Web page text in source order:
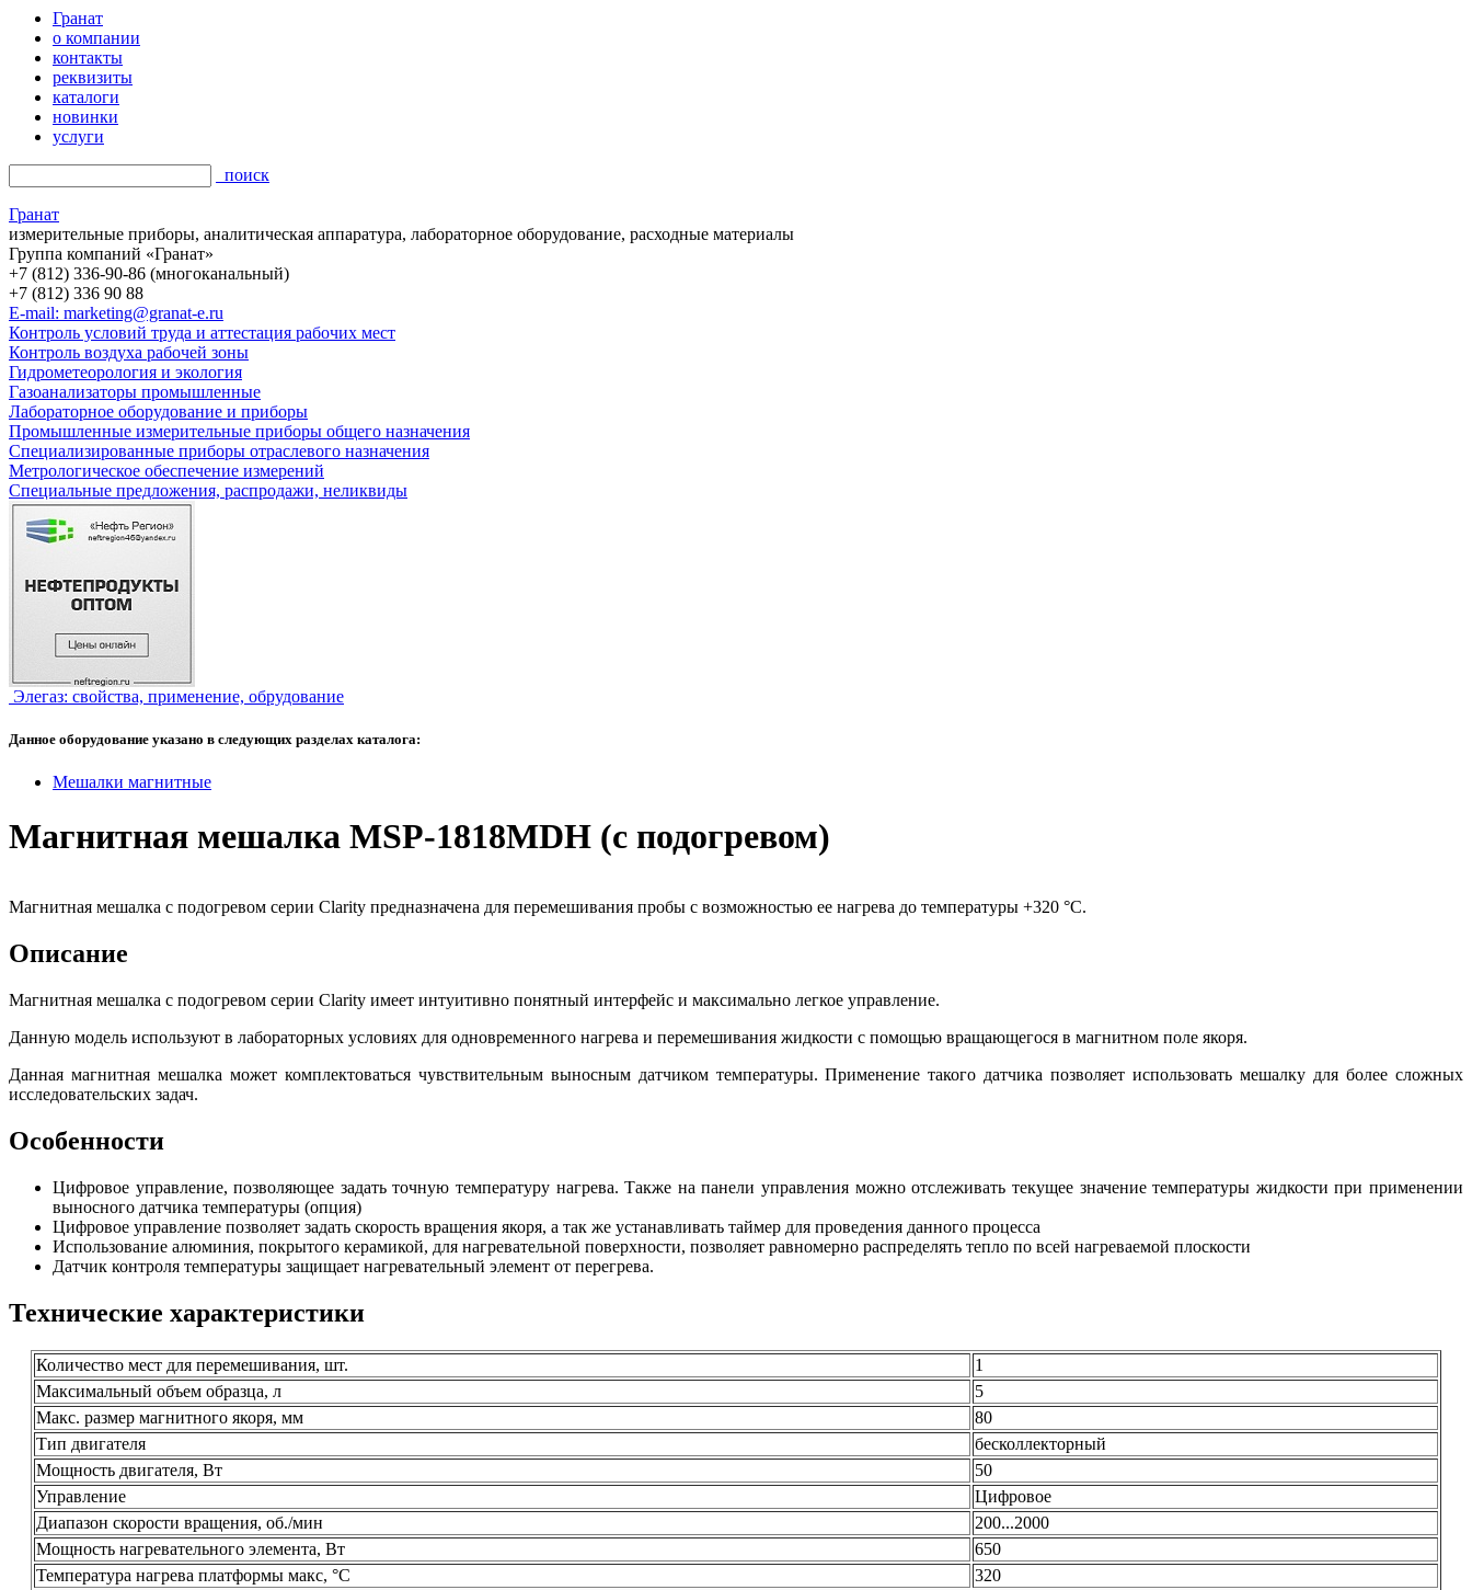
Гранат
о компании
контакты
реквизиты
каталоги
новинки
услуги
поиск
Гранат
измерительные приборы, аналитическая аппаратура, лабораторное оборудование, расходные материалы
Группа компаний «Гранат»
+7 (812) 336-90-86 (многоканальный)
+7 (812) 336 90 88
E-mail: marketing@granat-e.ru
Контроль условий труда и аттестация рабочих мест
Контроль воздуха рабочей зоны
Гидрометеорология и экология
Газоанализаторы промышленные
Лабораторное оборудование и приборы
Промышленные измерительные приборы общего назначения
Специализированные приборы отраслевого назначения
Метрологическое обеспечение измерений
Специальные предложения, распродажи, неликвиды
Элегаз: свойства, применение, обрудование
Данное оборудование указано в следующих разделах каталога:
Мешалки магнитные
Магнитная мешалка MSP-1818MDH (с подогревом)
Магнитная мешалка с подогревом серии Clarity предназначена для перемешивания пробы с возможностью ее нагрева до температуры +320 °С.
Описание
Mагнитная мешалка с подогревом серии Clarity имеет интуитивно понятный интерфейс и максимально легкое управление.
Данную модель используют в лабораторных условиях для одновременного нагрева и перемешивания жидкости с помощью вращающегося в магнитном поле якоря.
Данная магнитная мешалка может комплектоваться чувствительным выносным датчиком температуры. Применение такого датчика позволяет использовать мешалку для более сложных
исследовательских задач.
Особенности
Цифровое управление, позволяющее задать точную температуру нагрева. Также на панели управления можно отслеживать текущее значение температуры жидкости при применении
выносного датчика температуры (опция)
Цифровое управление позволяет задать скорость вращения якоря, а так же устанавливать таймер для проведения данного процесса
Использование алюминия, покрытого керамикой, для нагревательной поверхности, позволяет равномерно распределять тепло по всей нагреваемой плоскости
Датчик контроля температуры защищает нагревательный элемент от перегрева.
Технические характеристики
Количество мест для перемешивания, шт.
1
Максимальный объем образца, л
5
Макс. размер магнитного якоря, мм
80
Тип двигателя
бесколлекторный
Мощность двигателя, Вт
50
Управление
Цифровое
Диапазон скорости вращения, об./мин
200...2000
Мощность нагревательного элемента, Вт
650
Температура нагрева платформы макс, °C
320